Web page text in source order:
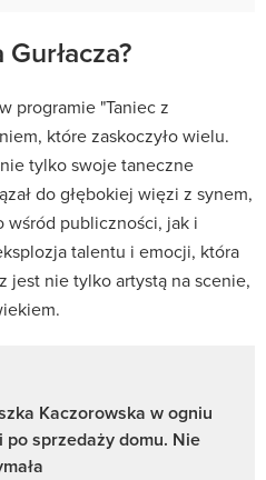
programie "Taniec z
które zaskoczyło wielu.
nie tylko swoje taneczne
do głębokiej więzi z synem,
publiczności, jak i
talentu i emocji, która
jest nie tylko artystą na scenie,
Kaczorowska w ogniu
po sprzedaży domu. Nie